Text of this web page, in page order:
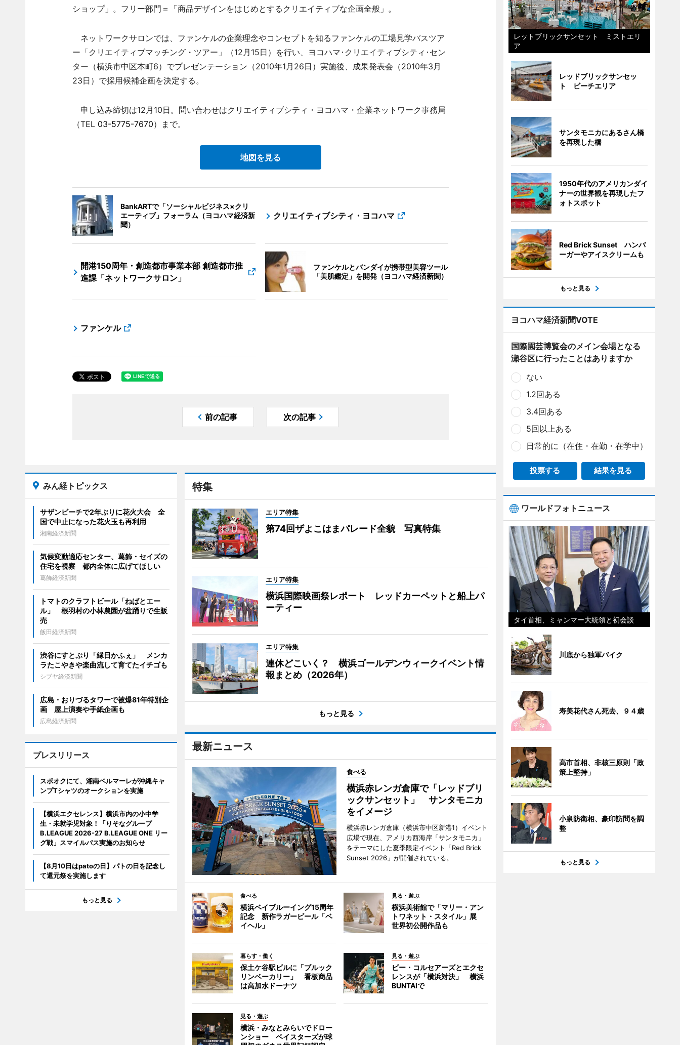
ショップ」。フリー部門＝「商品デザインをはじめとするクリエイティブな企画全般」。
ネットワークサロンでは、ファンケルの企業理念やコンセプトを知るファンケルの工場見学バスツア
ー「クリエイティブマッチング・ツアー」（12月15日）を行い、ヨコハマ･クリエイティブシティ･セン
ター（横浜市中区本町6）でプレゼンテーション（2010年1月26日）実施後、成果発表会（2010年3月
23日）で採用候補企画を決定する。
申し込み締切は12月10日。問い合わせはクリエイティブシティ・ヨコハマ・企業ネットワーク事務局
（TEL 03-5775-7670）まで。
地図を見る
BankARTで「ソーシャルビジネス×クリ
エーティブ」フォーラム（ヨコハマ経済新
聞）
クリエイティブシティ・ヨコハマ
開港150周年・創造都市事業本部 創造都市推
進課「ネットワークサロン」
ファンケルとバンダイが携帯型美容ツール
「美肌鑑定」を開発（ヨコハマ経済新聞）
ファンケル
前の記事 次の記事
特集
エリア特集
第74回ザよこはまパレード全貌 写真特集
エリア特集
横浜国際映画祭レポート レッドカーペットと船上パ
ーティー
エリア特集
連休どこいく？ 横浜ゴールデンウィークイベント情
報まとめ（2026年）
もっと見る
最新ニュース
食べる
横浜赤レンガ倉庫で「レッドブリ
ックサンセット」 サンタモニカ
をイメージ
横浜赤レンガ倉庫（横浜市中区新港1）イベント
広場で現在、アメリカ西海岸「サンタモニカ」
をテーマにした夏季限定イベント「Red Brick
Sunset 2026」が開催されている。
食べる
横浜ベイブルーイング15周年
記念 新作ラガービール「ベ
イヘル」
見る・遊ぶ
横浜美術館で「マリー・アン
トワネット・スタイル」展
世界初公開作品も
暮らす・働く
保土ケ谷駅ビルに「ブルック
リンベーカリー」 看板商品
は高加水ドーナツ
見る・遊ぶ
ビー・コルセアーズとエクセ
レンスが「横浜対決」 横浜
BUNTAIで
見る・遊ぶ
横浜・みなとみらいでドロー
ンショー ベイスターズが球
みん経トピックス
サザンビーチで2年ぶりに花火大会 全
国で中止になった花火玉も再利用
湘南経済新聞
気候変動適応センター、葛飾・セイズの
住宅を視察 都内全体に広げてほしい
葛飾経済新聞
トマトのクラフトビール「ねばとエー
ル」 根羽村の小林農園が盆踊りで生販
売
飯田経済新聞
渋谷にすとぷり「縁日かふぇ」 メンカ
ラたこやきや楽曲流して育てたイチゴも
シブヤ経済新聞
広島・おりづるタワーで被爆81年特別企
画 屋上演奏や手紙企画も
広島経済新聞
プレスリリース
スポオクにて、湘南ベルマーレが沖縄キャ
ンプTシャツのオークションを実施
【横浜エクセレンス】横浜市内の小中学
生・未就学児対象！「りそなグループ
B.LEAGUE 2026-27 B.LEAGUE ONE リー
グ戦」スマイルパス実施のお知らせ
【8月10日はpatoの日】パトの日を記念し
て還元祭を実施します
もっと見る
レットブリックサンセット ミストエリ
ア
レッドブリックサンセッ
ト ビーチエリア
サンタモニカにあるさん橋
を再現した橋
1950年代のアメリカンダイ
ナーの世界観を再現したフ
ォトスポット
Red Brick Sunset ハンバ
ーガーやアイスクリームも
もっと見る
ヨコハマ経済新聞VOTE
国際園芸博覧会のメイン会場となる
瀬谷区に行ったことはありますか
ない
1.2回ある
3.4回ある
5回以上ある
日常的に（在住・在勤・在学中）
投票する 結果を見る
ワールドフォトニュース
タイ首相、ミャンマー大統領と初会談
川底から独軍バイク
寿美花代さん死去、９４歳
高市首相、非核三原則「政
策上堅持」
小泉防衛相、豪印訪問を調
整
もっと見る